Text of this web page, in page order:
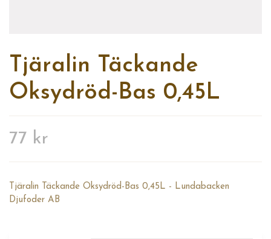
Tjäralin Täckande
Oksydröd-Bas 0,45L
77 kr
Tjäralin Täckande Oksydröd-Bas 0,45L - Lundabacken
Djufoder AB